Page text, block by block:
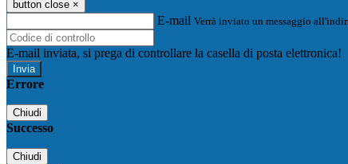
button close ×
E-mail Verrà inviato un messaggio
E-mail inviata, si prega di controllare la casella di posta elettronica!
Errore
Chiudi
Successo
Chiudi